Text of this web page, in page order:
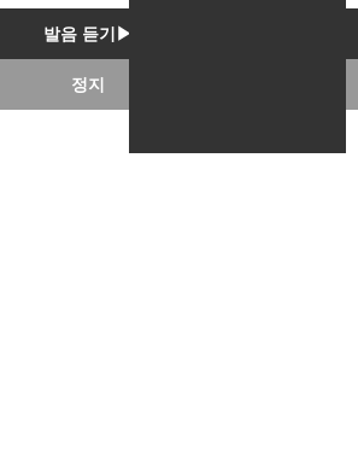
발음 듣기▶
정지